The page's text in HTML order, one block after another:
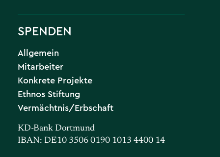
SPENDEN
Allgemein
Mitarbeiter
Konkrete Projekte
Ethnos Stiftung
Vermächtnis/Erbschaft
KD-Bank Dortmund
IBAN: DE10 3506 0190 1013 4400 14